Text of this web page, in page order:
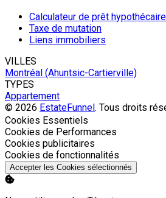
Calculateur de prêt hypothécaire
Taxe de mutation
Liens immobiliers
VILLES
Montréal (Ahuntsic-Cartierville)
TYPES
Appartement
© 2026 EstateFunnel. Tous droits
Activer
Cookies Essentiels
Activer
Cookies de Performances
Activer
Cookies publicitaires
Activer
Cookies de fonctionnalités
Accepter les Cookies sélectionnés